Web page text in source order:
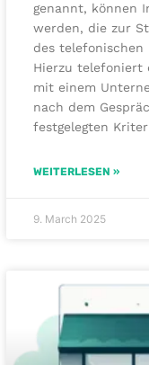
genannt, können
werden, die zur
des telefonischen
Hierzu telefoniert
mit einem
nach dem
festgelegten
WEITERLESEN »
9. March 2025